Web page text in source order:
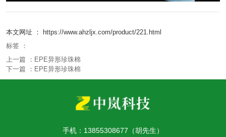
本文网址 ： https://www.ahzljx.com/product/221.html
标签 ：
上一篇 ： EPE异形珍珠棉
下一篇 ： EPE异形珍珠棉
手机：13855308677（胡先生）